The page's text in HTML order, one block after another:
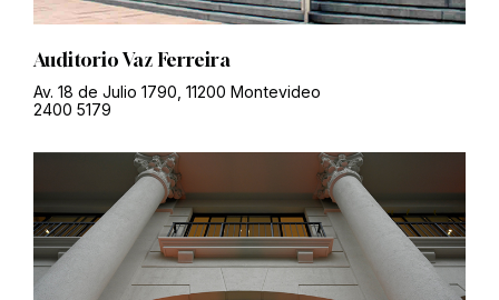
Auditorio Vaz Ferreira
Av. 18 de Julio 1790, 11200 Montevideo
2400 5179